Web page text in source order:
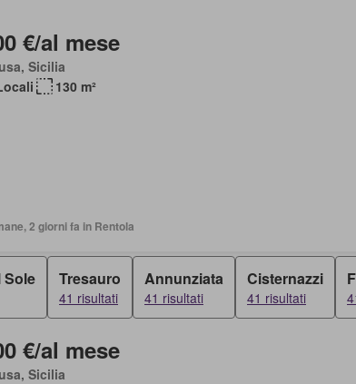
€/al mese
Sicilia
130 m²
2 giorni fa in Rentola
Sole Tresauro
41 risultati
Annunziata
41 risultati
Cisternazzi
41 risultati
€/al mese
Sicilia